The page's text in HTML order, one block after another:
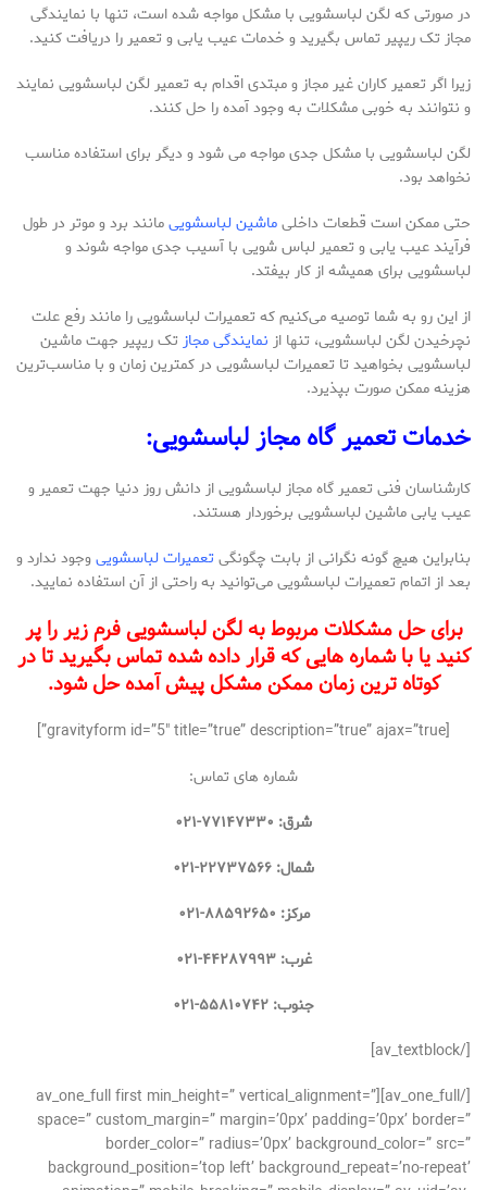
در صورتی که لگن لباسشویی با مشکل مواجه شده است، تنها با نمایندگی
مجاز تک ریپیر تماس بگیرید و خدمات عیب یابی و تعمیر را دریافت کنید.
زیرا اگر تعمیر کاران غیر مجاز و مبتدی اقدام به تعمیر لگن لباسشویی نمایند
و نتوانند به خوبی مشکلات به وجود آمده را حل کنند.
لگن لباسشویی با مشکل جدی مواجه می‌ شود و دیگر برای استفاده مناسب
نخواهد بود.
حتی ممکن است قطعات داخلیماشین لباسشوییمانند برد و موتر در طول
فرآیند عیب یابی و تعمیر لباس شویی با آسیب جدی مواجه شوند و
لباسشویی برای همیشه از کار بیفتد.
از این رو به شما توصیه می‌کنیم که تعمیرات لباسشویی را مانند رفع علت
نچرخیدن لگن لباسشویی، تنها از نمایندگی مجاز تک ریپیر جهت ماشین
لباسشویی بخواهید تا تعمیرات لباسشویی در کمترین زمان و با مناسب‌ترین
هزینه ممکن صورت بپذیرد.
خدمات تعمیر گاه مجاز لباسشویی:
کارشناسان فنی تعمیر گاه مجاز لباسشویی از دانش روز دنیا جهت تعمیر و
عیب یابی ماشین لباسشویی برخوردار هستند.
بنابراین هیچ گونه نگرانی از بابت چگونگیتعمیرات لباسشوییوجود ندارد و
بعد از اتمام تعمیرات لباسشویی می‌توانید به راحتی از آن استفاده نمایید.
برای حل مشکلات مربوط به لگن لباسشویی فرم زیر را پر
کنید یا با شماره هایی که قرار داده شده تماس بگیرید تا در
کوتاه ترین زمان ممکن مشکل پیش آمده حل شود.
[gravityform id=”5″ title=”true” description=”true” ajax=”true”]
شماره های تماس:
شرق: ۷۷۱۴۷۳۳۰-۰۲۱
شمال: ۲۲۷۳۷۵۶۶-۰۲۱
مرکز: ۸۸۵۹۲۶۵۰-۰۲۱
غرب: ۴۴۲۸۷۹۹۳-۰۲۱
جنوب: ۵۵۸۱۰۷۴۲-۰۲۱
[/av_textblock]
[/av_one_full][av_one_full first min_height=” vertical_alignment=”
space=” custom_margin=” margin=’0px’ padding=’0px’ border=”
border_color=” radius=’0px’ background_color=” src=”
background_position=’top left’ background_repeat=’no-repeat’